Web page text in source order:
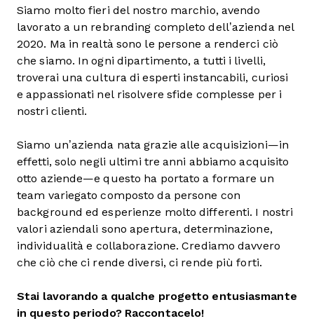
Siamo molto fieri del nostro marchio, avendo
lavorato a un rebranding completo dell’azienda nel
2020. Ma in realtà sono le persone a renderci ciò
che siamo. In ogni dipartimento, a tutti i livelli,
troverai una cultura di esperti instancabili, curiosi
e appassionati nel risolvere sfide complesse per i
nostri clienti.
Siamo un’azienda nata grazie alle acquisizioni—in
effetti, solo negli ultimi tre anni abbiamo acquisito
otto aziende—e questo ha portato a formare un
team variegato composto da persone con
background ed esperienze molto differenti. I nostri
valori aziendali sono apertura, determinazione,
individualità e collaborazione. Crediamo davvero
che ciò che ci rende diversi, ci rende più forti.
Stai lavorando a qualche progetto entusiasmante
in questo periodo? Raccontacelo!